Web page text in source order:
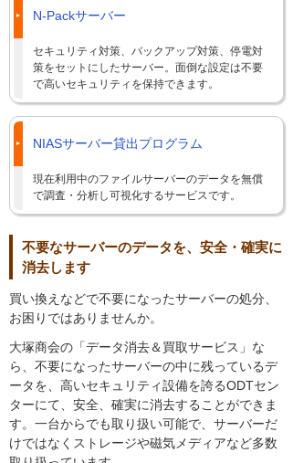
N-Packサーバー
セキュリティ対策、バックアップ対策、停電対
策をセットにしたサーバー。面倒な設定は不要
で高いセキュリティを保持できます。
NIASサーバー貸出プログラム
現在利用中のファイルサーバーのデータを無償
で調査・分析し可視化するサービスです。
不要なサーバーのデータを、安全・確実に
消去します
買い換えなどで不要になったサーバーの処分、
お困りではありませんか。
大塚商会の「データ消去＆買取サービス」な
ら、不要になったサーバーの中に残っているデ
ータを、高いセキュリティ設備を誇るODTセン
ターにて、安全、確実に消去することができま
す。一台からでも取り扱い可能で、サーバーだ
けではなくストレージや磁気メディアなど多数